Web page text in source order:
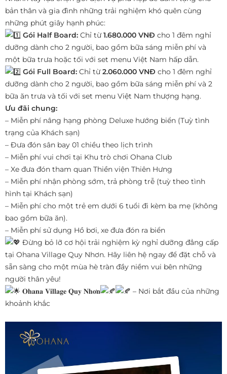
bản thân và gia đình những trải nghiệm khó quên cùng
những phút giây hạnh phúc:
Gói Half Board: Chỉ từ1.680.000 VNĐ cho 1 đêm nghỉ
dưỡng dành cho 2 người, bao gồm bữa sáng miễn phí và
một bữa trưa hoặc tối với set menu Việt Nam hấp dẫn.
Gói Full Board: Chỉ từ2.060.000 VNĐ cho 1 đêm nghỉ
dưỡng dành cho 2 người, bao gồm bữa sáng miễn phí và 2
bữa ăn trưa và tối với set menu Việt Nam thượng hạng.
Ưu đãi chung:
– Miễn phí nâng hạng phòng Deluxe hướng biển (Tuỳ tình
trạng của Khách sạn)
– Đưa đón sân bay 01 chiều theo lịch trình
– Miễn phí vui chơi tại Khu trò chơi Ohana Club
– Xe đưa đón tham quan Thiền viện Thiên Hưng
– Miễn phí nhận phòng sớm, trả phòng trễ (tuỳ theo tình
hình tại Khách sạn)
– Miễn phí cho một trẻ em dưới 6 tuổi đi kèm ba mẹ (không
bao gồm bữa ăn).
– Miễn phí sử dụng Hồ bơi, xe đưa đón ra biển
Đừng bỏ lỡ cơ hội trải nghiệm kỳ nghỉ dưỡng đẳng cấp
tại Ohana Village Quy Nhơn. Hãy liên hệ ngay để đặt chỗ và
sẵn sàng cho một mùa hè tràn đầy niềm vui bên những
người thân yêu!
𝐎𝐡𝐚𝐧𝐚 𝐕𝐢𝐥𝐥𝐚𝐠𝐞 𝐐𝐮𝐲 𝐍𝐡𝐨̛𝐧
– Nơi bắt đầu của những
khoảnh khắc